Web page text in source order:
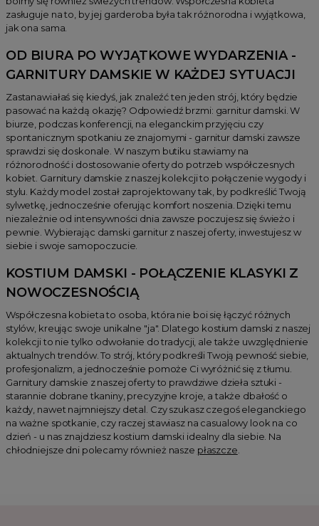
zasługuje na to, by jej garderoba była tak różnorodna i wyjątkowa,
jak ona sama.
OD BIURA PO WYJĄTKOWE WYDARZENIA -
GARNITURY DAMSKIE W KAŻDEJ SYTUACJI
Zastanawiałaś się kiedyś, jak znaleźć ten jeden strój, który będzie
pasować na każdą okazję? Odpowiedź brzmi: garnitur damski. W
biurze, podczas konferencji, na eleganckim przyjęciu czy
spontanicznym spotkaniu ze znajomymi - garnitur damski zawsze
sprawdzi się doskonale. W naszym butiku stawiamy na
różnorodność i dostosowanie oferty do potrzeb współczesnych
kobiet. Garnitury damskie z naszej kolekcji to połączenie wygody i
stylu. Każdy model został zaprojektowany tak, by podkreślić Twoją
sylwetkę, jednocześnie oferując komfort noszenia. Dzięki temu
niezależnie od intensywności dnia zawsze poczujesz się świeżo i
pewnie. Wybierając damski garnitur z naszej oferty, inwestujesz w
siebie i swoje samopoczucie.
KOSTIUM DAMSKI - POŁĄCZENIE KLASYKI Z
NOWOCZESNOŚCIĄ
Współczesna kobieta to osoba, która nie boi się łączyć różnych
stylów, kreując swoje unikalne "ja". Dlatego kostium damski z naszej
kolekcji to nie tylko odwołanie do tradycji, ale także uwzględnienie
aktualnych trendów. To strój, który podkreśli Twoją pewność siebie,
profesjonalizm, a jednocześnie pomoże Ci wyróżnić się z tłumu.
Garnitury damskie z naszej oferty to prawdziwe dzieła sztuki -
starannie dobrane tkaniny, precyzyjne kroje, a także dbałość o
każdy, nawet najmniejszy detal. Czy szukasz czegoś eleganckiego
na ważne spotkanie, czy raczej stawiasz na casualowy look na co
dzień - u nas znajdziesz kostium damski idealny dla siebie. Na
chłodniejsze dni polecamy również nasze płaszcze